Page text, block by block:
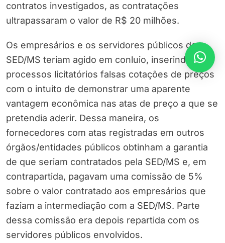
contratos investigados, as contratações
ultrapassaram o valor de R$ 20 milhões.
Os empresários e os servidores públicos da
SED/MS teriam agido em conluio, inserindo nos
processos licitatórios falsas cotações de preços
com o intuito de demonstrar uma aparente
vantagem econômica nas atas de preço a que se
pretendia aderir. Dessa maneira, os
fornecedores com atas registradas em outros
órgãos/entidades públicos obtinham a garantia
de que seriam contratados pela SED/MS e, em
contrapartida, pagavam uma comissão de 5%
sobre o valor contratado aos empresários que
faziam a intermediação com a SED/MS. Parte
dessa comissão era depois repartida com os
servidores públicos envolvidos.